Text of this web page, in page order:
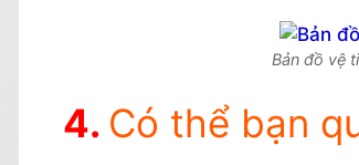
Bản đồ vệ
Có thể bạn